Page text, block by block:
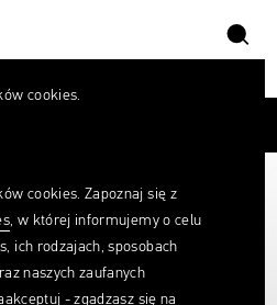
szukaj
cookies.
cookies. Zapoznaj się z
, w której informujemy o celu
ich rodzajach, sposobach
naszych zaufanych
- zgadzasz się na